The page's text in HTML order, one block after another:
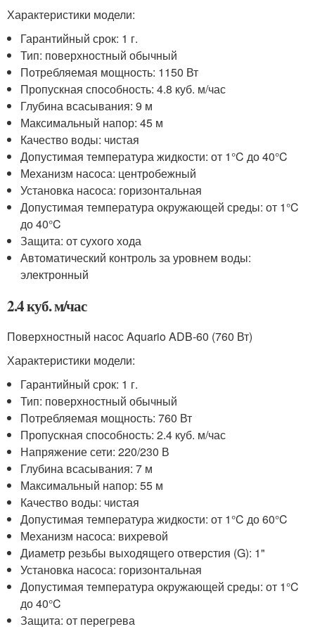
Характеристики модели:
Гарантийный срок: 1 г.
Тип: поверхностный обычный
Потребляемая мощность: 1150 Вт
Пропускная способность: 4.8 куб. м/час
Глубина всасывания: 9 м
Максимальный напор: 45 м
Качество воды: чистая
Допустимая температура жидкости: от 1°C до 40°C
Механизм насоса: центробежный
Установка насоса: горизонтальная
Допустимая температура окружающей среды: от 1°C
до 40°C
Защита: от сухого хода
Автоматический контроль за уровнем воды:
электронный
2.4 куб. м/час
Поверхностный насос Aquario ADB-60 (760 Вт)
Характеристики модели:
Гарантийный срок: 1 г.
Тип: поверхностный обычный
Потребляемая мощность: 760 Вт
Пропускная способность: 2.4 куб. м/час
Напряжение сети: 220/230 В
Глубина всасывания: 7 м
Максимальный напор: 55 м
Качество воды: чистая
Допустимая температура жидкости: от 1°C до 60°C
Механизм насоса: вихревой
Диаметр резьбы выходящего отверстия (G): 1"
Установка насоса: горизонтальная
Допустимая температура окружающей среды: от 1°C
до 40°C
Защита: от перегрева